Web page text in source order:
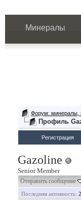
Минералы
Форум: минералы,
Профиль
Регистрация
Gazoline
Senior Member
Отправить сообщение
Последняя активность: